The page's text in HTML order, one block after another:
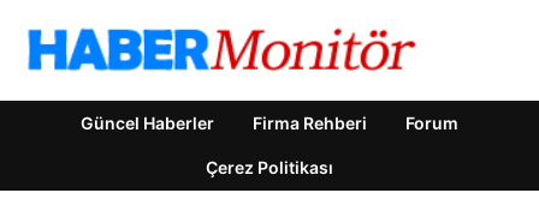
Güncel Haberler Firma Rehberi Forum
Çerez Politikası